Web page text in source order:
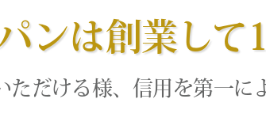
ンは創業して
だける様、信用を第一に